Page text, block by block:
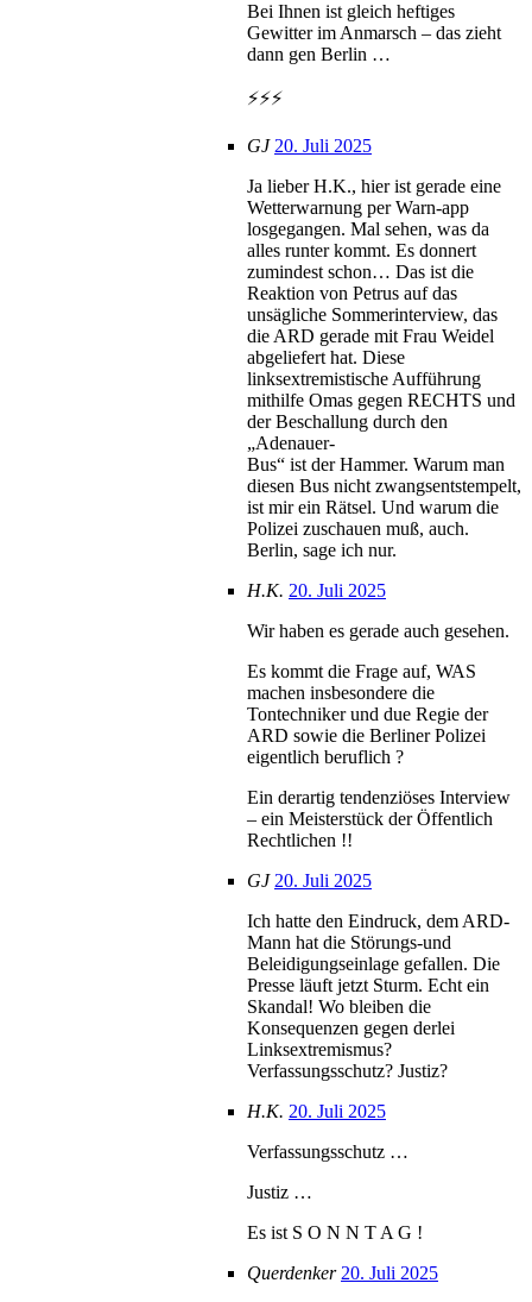
Bei Ihnen ist gleich heftiges
Gewitter im Anmarsch – das zieht
dann gen Berlin …
⚡️⚡️⚡️
GJ 20. Juli 2025
Ja lieber H.K., hier ist gerade eine
Wetterwarnung per Warn-app
losgegangen. Mal sehen, was da
alles runter kommt. Es donnert
zumindest schon… Das ist die
Reaktion von Petrus auf das
unsägliche Sommerinterview, das
die ARD gerade mit Frau Weidel
abgeliefert hat. Diese
linksextremistische Aufführung
mithilfe Omas gegen RECHTS und
der Beschallung durch den
„Adenauer-
Bus“ ist der Hammer. Warum man
diesen Bus nicht zwangsentstempelt,
ist mir ein Rätsel. Und warum die
Polizei zuschauen muß, auch.
Berlin, sage ich nur.
H.K. 20. Juli 2025
Wir haben es gerade auch gesehen.
Es kommt die Frage auf, WAS
machen insbesondere die
Tontechniker und due Regie der
ARD sowie die Berliner Polizei
eigentlich beruflich ?
Ein derartig tendenziöses Interview
– ein Meisterstück der Öffentlich
Rechtlichen !!
GJ 20. Juli 2025
Ich hatte den Eindruck, dem ARD-
Mann hat die Störungs-und
Beleidigungseinlage gefallen. Die
Presse läuft jetzt Sturm. Echt ein
Skandal! Wo bleiben die
Konsequenzen gegen derlei
Linksextremismus?
Verfassungsschutz? Justiz?
H.K. 20. Juli 2025
Verfassungsschutz …
Justiz …
Es ist S O N N T A G !
Querdenker 20. Juli 2025